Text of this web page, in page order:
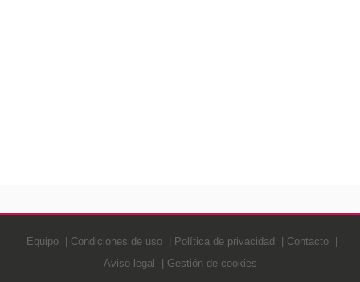
Equipo Condiciones de uso Política de privacidad
Contacto
Aviso legal
Gestión de cookies